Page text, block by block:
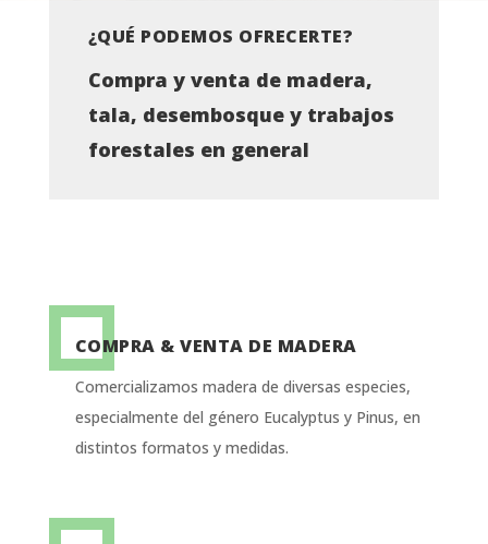
¿QUÉ PODEMOS OFRECERTE?
Compra y venta de madera,
tala, desembosque y trabajos
forestales en general
COMPRA & VENTA DE MADERA
Comercializamos madera de diversas especies,
especialmente del género Eucalyptus y Pinus, en
distintos formatos y medidas.